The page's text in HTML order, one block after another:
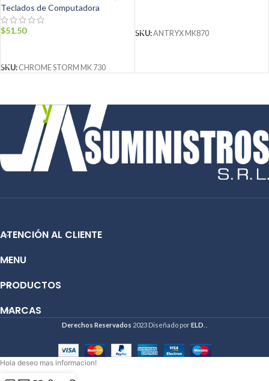
Teclados de Computadora
$51.50
SKU: CHROME STORM MK 730
SKU:ANTRYX MK870
ATENCIÓN AL CLIENTE
MENU
PRODUCTOS
MARCAS
Derechos Reservados 2023 Diseñado porELD
Hola deseo mas informacion!